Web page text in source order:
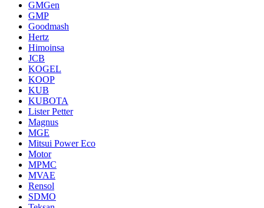
GMGen
GMP
Goodmash
Hertz
Himoinsa
JCB
KOGEL
KOOP
KUB
KUBOTA
Lister Petter
Magnus
MGE
Mitsui Power Eco
Motor
MPMC
MVAE
Rensol
SDMO